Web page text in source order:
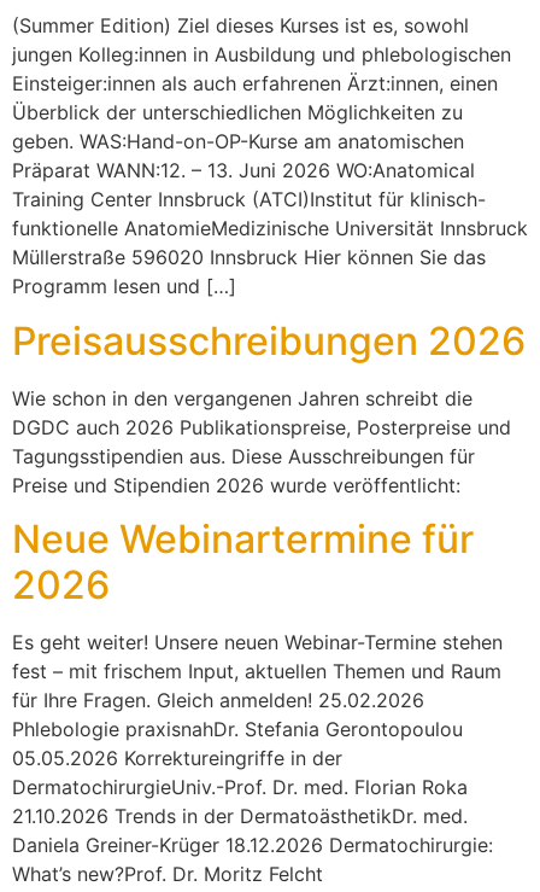
(Summer Edition) Ziel dieses Kurses ist es, sowohl
jungen Kolleg:innen in Ausbildung und phlebologischen
Einsteiger:innen als auch erfahrenen Ärzt:innen, einen
Überblick der unterschiedlichen Möglichkeiten zu
geben. WAS:Hand-on-OP-Kurse am anatomischen
Präparat WANN:12. – 13. Juni 2026 WO:Anatomical
Training Center Innsbruck (ATCI)Institut für klinisch-
funktionelle AnatomieMedizinische Universität Innsbruck
Müllerstraße 596020 Innsbruck Hier können Sie das
Programm lesen und […]
Preisausschreibungen 2026
Wie schon in den vergangenen Jahren schreibt die
DGDC auch 2026 Publikationspreise, Posterpreise und
Tagungsstipendien aus. Diese Ausschreibungen für
Preise und Stipendien 2026 wurde veröffentlicht:
Neue Webinartermine für
2026
Es geht weiter! Unsere neuen Webinar-Termine stehen
fest – mit frischem Input, aktuellen Themen und Raum
für Ihre Fragen. Gleich anmelden! 25.02.2026
Phlebologie praxisnahDr. Stefania Gerontopoulou
05.05.2026 Korrektureingriffe in der
DermatochirurgieUniv.-Prof. Dr. med. Florian Roka
21.10.2026 Trends in der DermatoästhetikDr. med.
Daniela Greiner-Krüger 18.12.2026 Dermatochirurgie:
What’s new?Prof. Dr. Moritz Felcht